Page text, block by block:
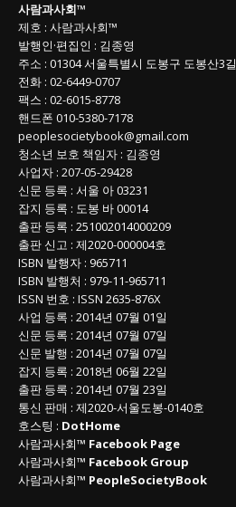
목
록
사람과사회™
제호 : 사람과사회™
발행인·편집인 : 김종영
주소 : 01304서울특별시 도봉구 도봉산3길
전화 : 02-6449-0707
팩스 : 02-6015-8778
핸드폰 010-5380-7178
peoplesocietybook@gmail.com
청소년 보호 책임자 : 김종영
사업자 : 207-05-29428
신문 등록 : 서울 아 03231
잡지 등록 : 도봉 바 00014
출판 등록 : 251002014000209
출판 신고 : 제2020-000004호
ISBN 발행자 : 965711
ISBN 발행처 : 979-11-965711
ISSN 번호 : ISSN 2635-876X
사업 등록 : 2014년 07월 01일
신문 등록 : 2014년 07월 07일
신문 발행 : 2014년 07월 07일
잡지 등록 : 2018년 06월 22일
출판 등록 : 2014년 07월 23일
통신 판매 : 제2020-서울도봉-0140호
호스팅 : DotHome
사람과사회™ Facebook Page
사람과사회™ Facebook Group
사람과사회™ PeopleSocietyBook